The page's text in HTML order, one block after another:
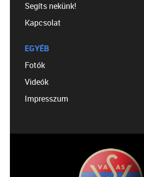
Segíts nekünk!
Kapcsolat
EGYÉB
Fotók
Videók
Impresszum